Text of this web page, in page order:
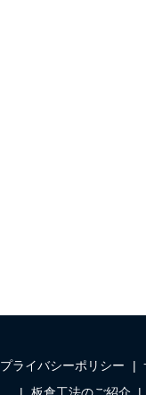
プライバシーポリシー